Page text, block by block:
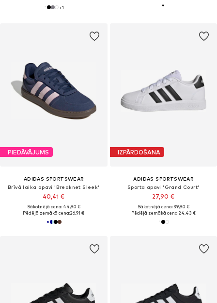
+1
PIEDĀVĀJUMS
ADIDAS SPORTSWEAR
Brīvā laika apavi 'Breaknet Sleek'
40,41 €
Sākotnējā cena: 44,90 €
Pēdējā zemākā cena:26,91 €
IZPĀRDOŠANA
ADIDAS SPORTSWEAR
Sporta apavi 'Grand Court'
27,90 €
Sākotnējā cena: 39,90 €
Pēdējā zemākā cena:24,43 €